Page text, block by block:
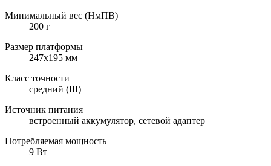
Минимальный вес (НмПВ)
200 г
Размер платформы
247х195 мм
Класс точности
средний (III)
Источник питания
встроенный аккумулятор, сетевой адаптер
Потребляемая мощность
9 Вт